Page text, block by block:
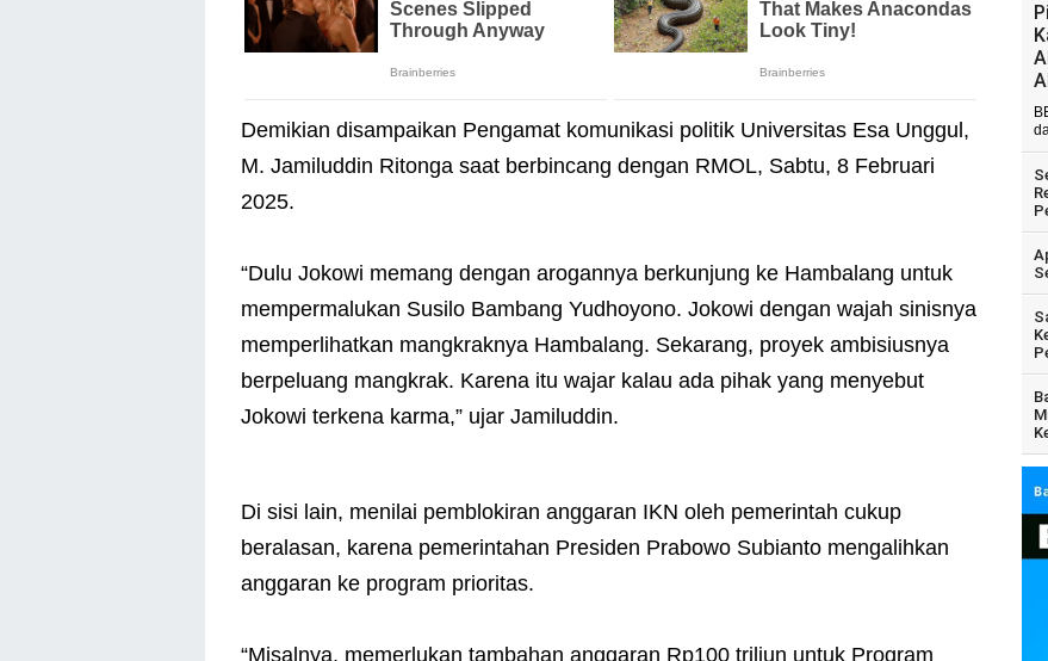
Demikian disampaikan Pengamat komunikasi politik Universitas Esa Unggul,
M. Jamiluddin Ritonga saat berbincang dengan RMOL, Sabtu, 8 Februari
2025.
“Dulu Jokowi memang dengan arogannya berkunjung ke Hambalang untuk
mempermalukan Susilo Bambang Yudhoyono. Jokowi dengan wajah sinisnya
memperlihatkan mangkraknya Hambalang. Sekarang, proyek ambisiusnya
berpeluang mangkrak. Karena itu wajar kalau ada pihak yang menyebut
Jokowi terkena karma,” ujar Jamiluddin.
Di sisi lain, menilai pemblokiran anggaran IKN oleh pemerintah cukup
beralasan, karena pemerintahan Presiden Prabowo Subianto mengalihkan
anggaran ke program prioritas.
“Misalnya, memerlukan tambahan anggaran Rp100 triliun untuk Program